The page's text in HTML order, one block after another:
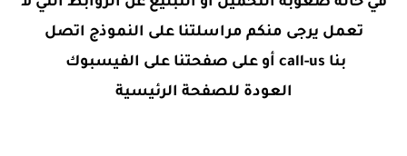
تعمل يرجى منكم مراسلتنا على النموذج اتصل
بنا call-us أو على صفحتنا على الفيسبوك
العودة للصفحة الرئيسية